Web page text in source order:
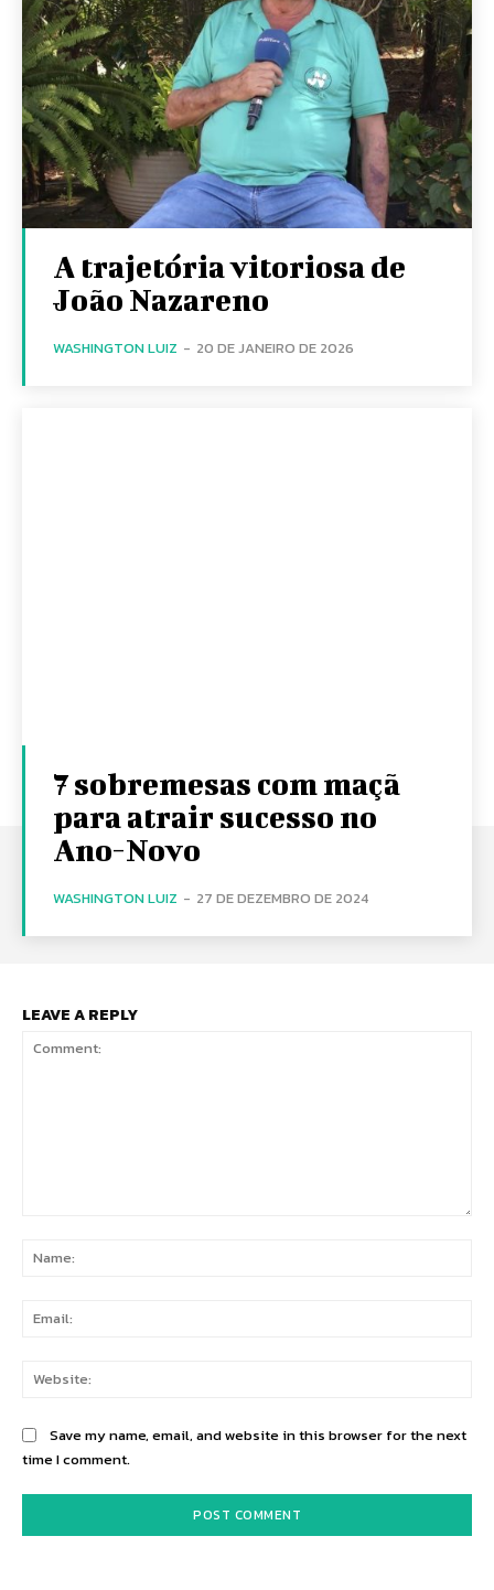
A trajetória vitoriosa de
João Nazareno
WASHINGTON LUIZ - 20 DE JANEIRO DE 2026
7 sobremesas com maçã
para atrair sucesso no
Ano-Novo
WASHINGTON LUIZ - 27 DE DEZEMBRO DE 2024
LEAVE A REPLY
Save my name, email, and website in this browser for the next
time I comment.